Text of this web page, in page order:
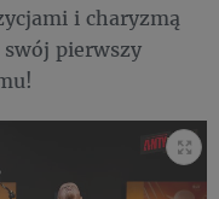
i charyzmą
pierwszy